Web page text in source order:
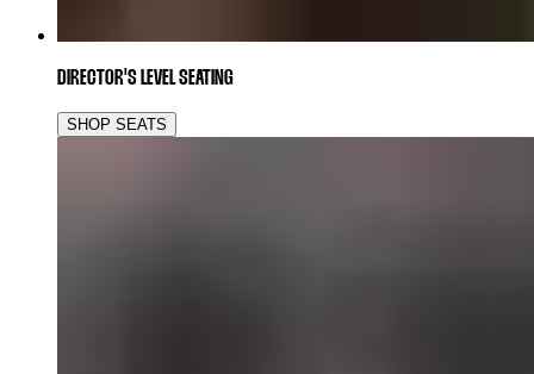
DIRECTOR'S LEVEL SEATING
SHOP SEATS